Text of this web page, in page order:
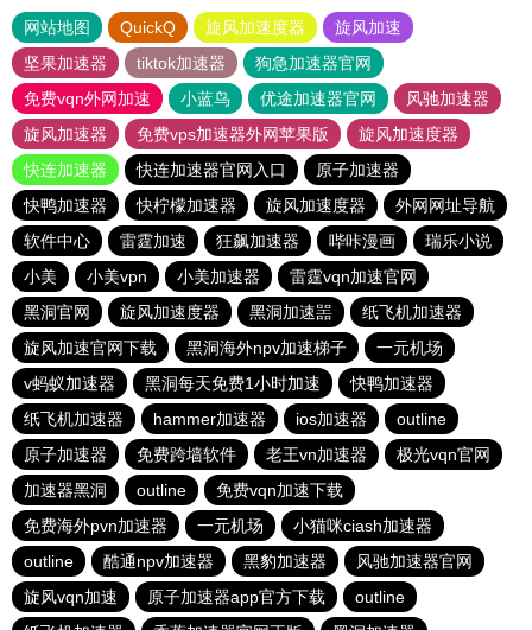
网站地图 QuickQ 旋风加速度器
旋风加速
坚果加速器
tiktok加速器
狗急加速器官网
免费vqn外网加速
小蓝鸟 优途加速器官网
风驰加速器
旋风加速器
免费vps加速器外网苹果版
旋风加速度器
快连加速器
快连加速器官网入口
原子加速器
快鸭加速器
快柠檬加速器 旋风加速度器
外网网址导航
软件中心
雷霆加速 狂飙加速器 哔咔漫画
瑞乐小说
小美
小美vpn 小美加速器
雷霆vqn加速官网
黑洞官网
旋风加速度器 黑洞加速噐
纸飞机加速器
旋风加速官网下载
黑洞海外npv加速梯子
一元机场
v蚂蚁加速器
黑洞每天免费1小时加速
快鸭加速器
纸飞机加速器
hammer加速器 ios加速器
outline
原子加速器
免费跨墙软件 老王vn加速器
极光vqn官网
加速器黑洞
outline
免费vqn加速下载
免费海外pvn加速器
一元机场
小猫咪ciash加速器
outline
酷通npv加速器 黑豹加速器
风驰加速器官网
旋风vqn加速
原子加速器app官方下载
outline